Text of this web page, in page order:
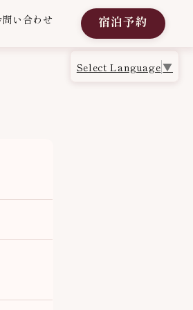
問い合わせ 宿泊予約
Select Language▼